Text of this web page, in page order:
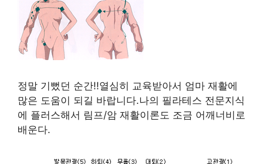
정말 기뻤던 순간!!열심히 교육받아서 엄마 재활에
많은 도움이 되길 바랍니다.나의 필라테스 전문지식
에 플러스해서 림프/암 재활이론도 조금 어깨너비로
배운다.